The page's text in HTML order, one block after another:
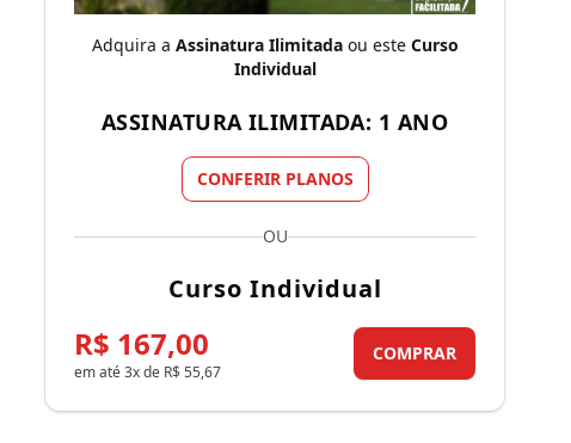
Adquira a Assinatura Ilimitadaou este Curso
Individual
ASSINATURA ILIMITADA: 1 ANO
CONFERIR PLANOS
OU
Curso Individual
R$ 167,00
em até 3x de R$ 55,67
COMPRAR